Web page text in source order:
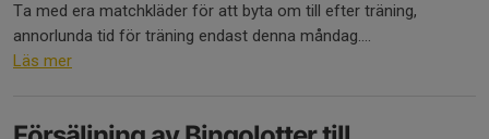
Ta med era matchkläder för att byta om till efter träning,
annorlunda tid för träning endast denna måndag....
Läs mer